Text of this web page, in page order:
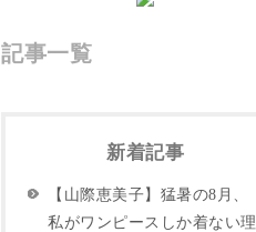
記事一覧
新着記事
【山際恵美子】猛暑の8月、
私がワンピースしか着ない理